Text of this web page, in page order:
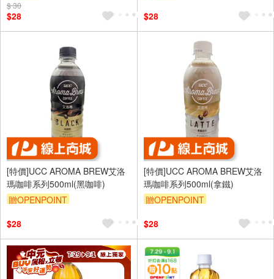
$ 30
$28
$28
[特價]UCC AROMA BREW艾洛
瑪咖啡系列500ml(黑咖啡)
贈OPENPOINT
$28
[特價]UCC AROMA BREW艾洛
瑪咖啡系列500ml(拿鐵)
贈OPENPOINT
$28